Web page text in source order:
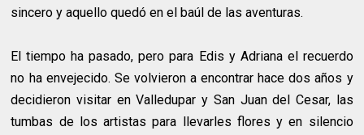
sincero y aquello quedó en el baúl de las aventuras.
El tiempo ha pasado, pero para Edis y Adriana el recuerdo
no ha envejecido. Se volvieron a encontrar hace dos años y
decidieron visitar en Valledupar y San Juan del Cesar, las
tumbas de los artistas para llevarles flores y en silencio